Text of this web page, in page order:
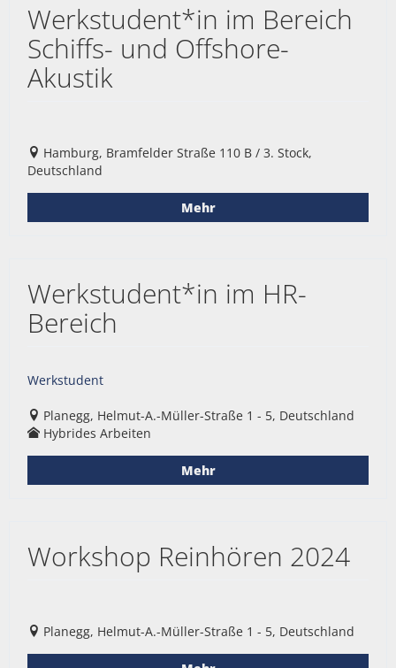
Werkstudent*in im Bereich
Schiffs- und Offshore-
Akustik
Hamburg, Bramfelder Straße 110 B / 3. Stock,
Deutschland
Mehr
Werkstudent*in im HR-
Bereich
Werkstudent
Planegg, Helmut-A.-Müller-Straße 1 - 5, Deutschland
Hybrides Arbeiten
Mehr
Workshop Reinhören 2024
Planegg, Helmut-A.-Müller-Straße 1 - 5, Deutschland